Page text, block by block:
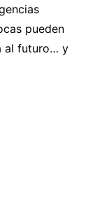
pueden
al futuro… y